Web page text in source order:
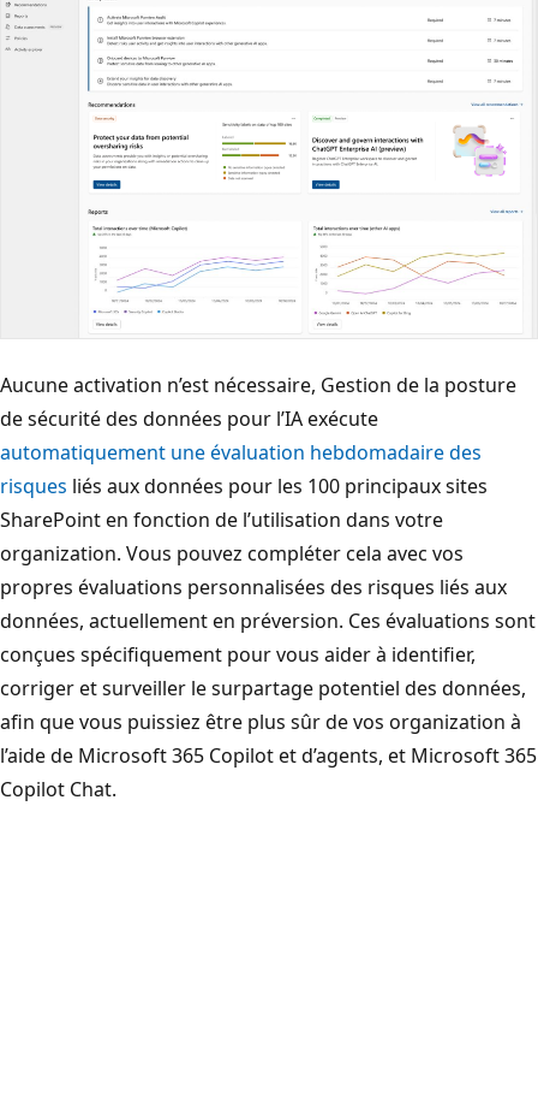
Aucune activation n’est nécessaire, Gestion de la posture
de sécurité des données pour l’IA exécute
automatiquement une évaluation hebdomadaire des
risques liés aux données pour les 100 principaux sites
SharePoint en fonction de l’utilisation dans votre
organization. Vous pouvez compléter cela avec vos
propres évaluations personnalisées des risques liés aux
données, actuellement en préversion. Ces évaluations sont
conçues spécifiquement pour vous aider à identifier,
corriger et surveiller le surpartage potentiel des données,
afin que vous puissiez être plus sûr de vos organization à
l’aide de Microsoft 365 Copilot et d’agents, et Microsoft 365
Copilot Chat.